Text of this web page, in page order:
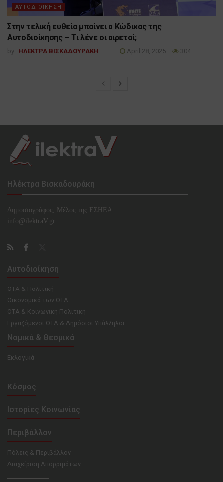
ΑΥΤΟΔΙΟΙΚΗΣΗ
Στην τελική ευθεία μπαίνει ο Κώδικας της
Αυτοδιοίκησης – Τι λένε οι αιρετοί;
by ΗΛΕΚΤΡΑ ΒΙΣΚΑΔΟΥΡΑΚΗ April 28, 2025 304
Ηλέκτρα Βισκαδουράκη
Δημοσιογράφος, Μέλος της ΕΣHΕΑ
info@ilektraV.gr
Αυτοδιοίκηση
ΟΤΑ & Πολιτική
Οικονομικά των ΟΤΑ
ΟΤΑ & Κοινωνική Πολιτική
Εργαζόμενοι ΟΤΑ & Δημόσιοι Υπάλληλοι
Νομικά & Θεσμικά
Εκλογικά
Κόσμος
Ιστορίες Κοινωνίας
Περιβάλλον
Πόλεις & Περιβάλλον
Διαχείριση Απορριμάτων